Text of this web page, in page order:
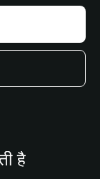
है